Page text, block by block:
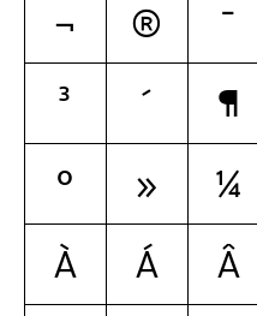
¬
® ¯
³
´ ¶
º
» ¼
À
Á Â